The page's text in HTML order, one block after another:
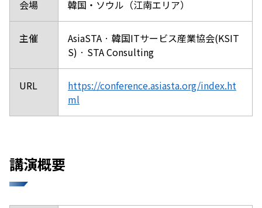
会場 韓国・ソウル（江南エリア）
主催
AsiaSTA · 韓国ITサービス産業協会(KSIT
S) · STA Consulting
URL
https://conference.asiasta.org/index.ht
ml
講演概要